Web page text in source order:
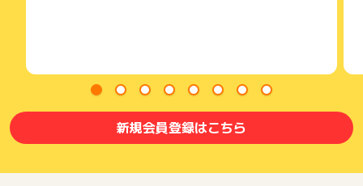
新規会員登録はこちら